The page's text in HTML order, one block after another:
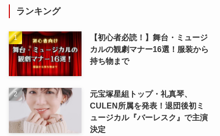
ランキング
【初心者必読！】舞台・ミュージ
カルの観劇マナー16選！服装から
持ち物まで
元宝塚星組トップ・礼真琴、
CULEN所属を発表！退団後初ミ
ュージカル『バーレスク』で主演
決定